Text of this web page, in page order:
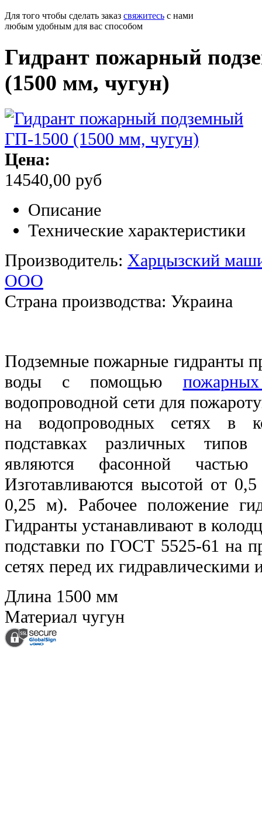
Для того чтобы сделать заказ свяжитесь с нами
любым удобным для вас способом
Гидрант пожарный
(1500 мм, чугун)
Цена:
14540,00 руб
Описание
Технические характеристики
Производитель: Харцызский
ООО
Страна производства: Украина
Подземные пожарные гидранты
воды с помощью
водопроводной сети для
на водопроводных сетях в
подставках различных
являются фасонной частью
Изготавливаются высотой от
0,25 м). Рабочее положение
Гидранты устанавливают в
подставки по ГОСТ 5525-61 на
сетях перед их гидравлическими
Длина 1500 мм
Материал чугун